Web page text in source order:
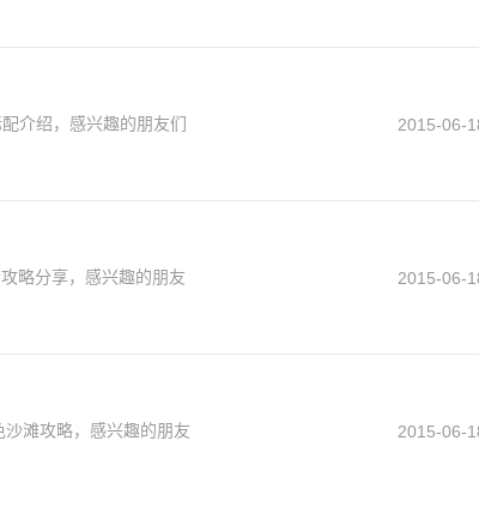
介绍，感兴趣的朋友们
2015-06-
略分享，感兴趣的朋友
2015-06-
滩攻略，感兴趣的朋友
2015-06-